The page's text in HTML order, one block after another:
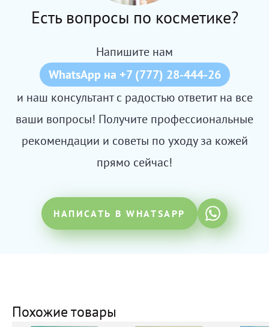
Есть вопросы по косметике?
Напишите нам
WhatsApp на +7 (777) 28-444-26
и наш консультант с радостью ответит на все
ваши вопросы! Получите профессиональные
рекомендации и советы по уходу за кожей
прямо сейчас!
НАПИСАТЬ В WHATSAPP
Похожие товары